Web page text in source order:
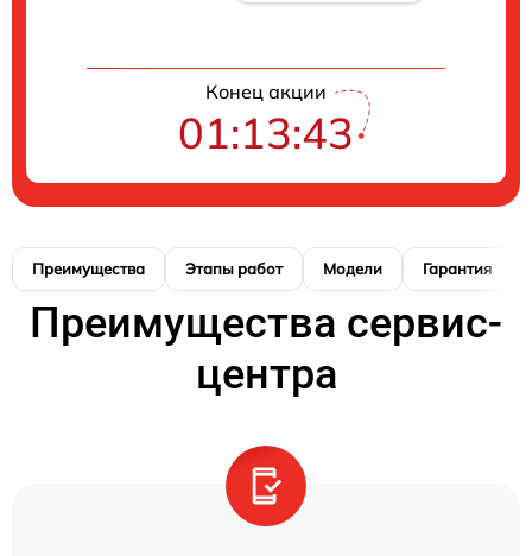
Конец акции
01:13:42
Преимущества Этапы работ Модели Гарантия
Преимущества сервис-
центра